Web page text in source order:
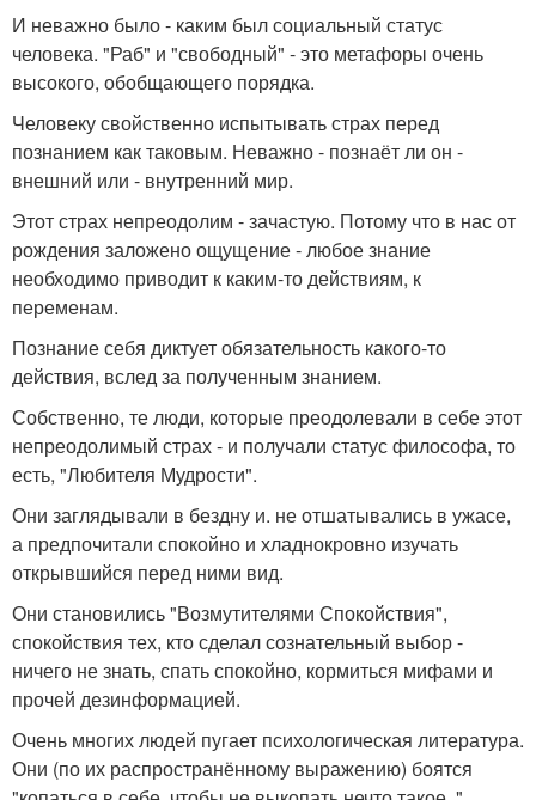
И неважно было - каким был социальный статус
человека. "Раб" и "свободный" - это метафоры очень
высокого, обобщающего порядка.
Человеку свойственно испытывать страх перед
познанием как таковым. Неважно - познаёт ли он -
внешний или - внутренний мир.
Этот страх непреодолим - зачастую. Потому что в нас от
рождения заложено ощущение - любое знание
необходимо приводит к каким-то действиям, к
переменам.
Познание себя диктует обязательность какого-то
действия, вслед за полученным знанием.
Собственно, те люди, которые преодолевали в себе этот
непреодолимый страх - и получали статус философа, то
есть, "Любителя Мудрости".
Они заглядывали в бездну и. не отшатывались в ужасе,
а предпочитали спокойно и хладнокровно изучать
открывшийся перед ними вид.
Они становились "Возмутителями Спокойствия",
спокойствия тех, кто сделал сознательный выбор -
ничего не знать, спать спокойно, кормиться мифами и
прочей дезинформацией.
Очень многих людей пугает психологическая литература.
Они (по их распространённому выражению) боятся